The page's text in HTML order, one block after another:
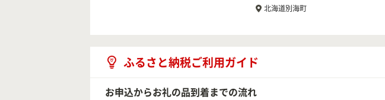
北海道別海町
ふるさと納税ご利用ガイド
お申込からお礼の品到着までの流れ